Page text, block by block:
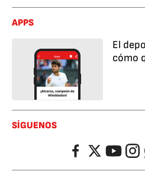
APPS
El
cómo
SÍGUENOS
FacebookTwitterYouTube